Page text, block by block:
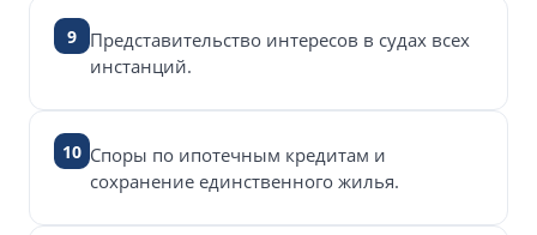
9
Представительство интересов в судах всех
инстанций.
10 Споры по ипотечным кредитам и
сохранение единственного жилья.